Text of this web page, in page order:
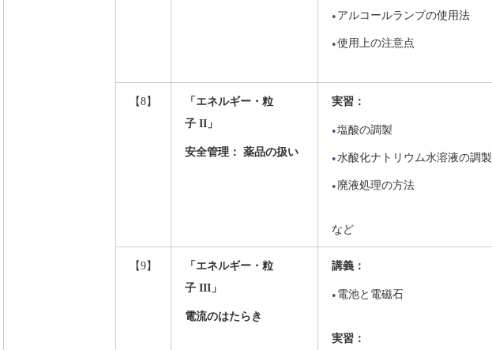
アルコールランプの使用法
使用上の注意点
【8】
「エネルギー・粒
子 II」
安全管理： 薬品の扱い
実習：
塩酸の調製
水酸化ナトリウム水溶液の調製
廃液処理の方法
など
【9】
「エネルギー・粒
子 III」
電流のはたらき
講義：
電池と電磁石
実習：